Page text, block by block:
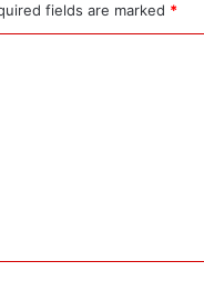
fields are marked *